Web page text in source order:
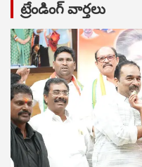
ట్రేండింగ్ వార్తలు